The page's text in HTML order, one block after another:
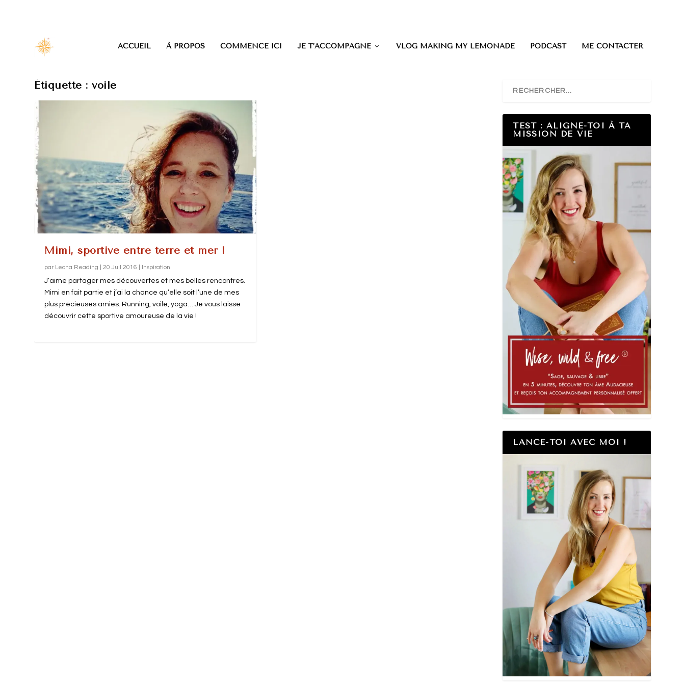
ACCUEIL À PROPOS COMMENCE ICI JE T’ACCOMPAGNE VLOG MAKING MY LEMONADE PODCAST ME CONTACTER
Étiquette :voile
Mimi, sportive entre terre et mer !
par Leona Reading |20 Juil 2016 Inspiration
J’aime partager mes découvertes et mes belles rencontres.
Mimi en fait partie et j’ai la chance qu’elle soit l’une de mes
plus précieuses amies. Running, voile, yoga… Je vous laisse
découvrir cette sportive amoureuse de la vie !
TEST : ALIGNE-TOI À TA
MISSION DE VIE
LANCE-TOI AVEC MOI !